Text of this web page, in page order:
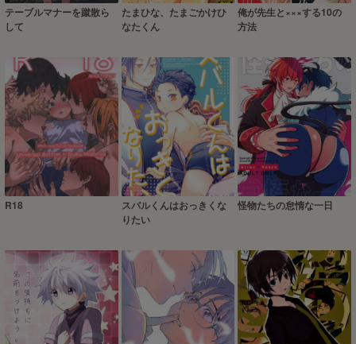
テーブルマナーを蹴散ら
して
たまひな、たまごかけひ
なたくん
俺が先生と×××する10の
方法
R18
スバルくんはおっきくな
りたい
怪物たちの怠惰な一日